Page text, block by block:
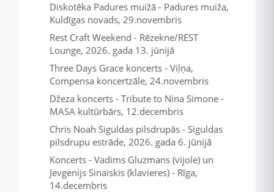
Diskotēka Padures muižā - Padures muiža,
Kuldīgas novads, 29.novembris
Rest Craft Weekend - Rēzekne/REST
Lounge, 2026. gada 13. jūnijā
Three Days Grace koncerts - Viļņa,
Compensa koncertzāle, 24.novembris
Džeza koncerts - Tribute to Nina Simone -
MASA kultūrbārs, 12.decembris
Chris Noah Siguldas pilsdrupās - Siguldas
pilsdrupu estrāde, 2026. gada 6. jūnijā
Koncerts - Vadims Gluzmans (vijole) un
Jevgenijs Sinaiskis (klavieres) - Rīga,
14.decembris